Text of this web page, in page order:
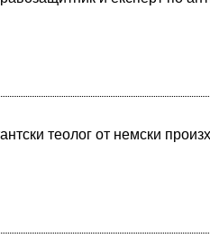
теолог от немски